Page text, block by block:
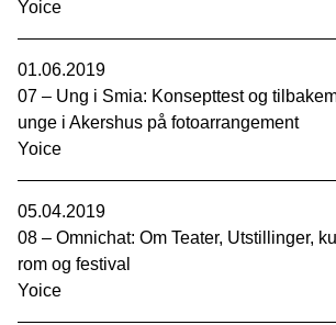
Yoice
01.06.2019
07 – Ung i Smia: Konsepttest og
unge i Akershus på fotoarrangement
Yoice
05.04.2019
08 – Omnichat: Om Teater, Utstillinger,
rom og festival
Yoice